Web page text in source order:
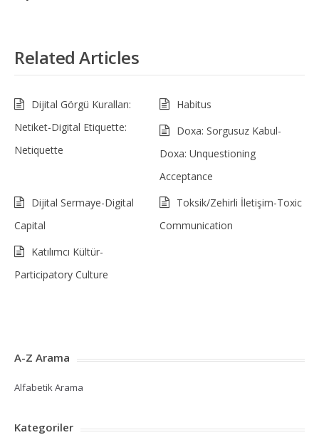
Related Articles
Dijital Görgü Kuralları:
Netiket-Digital Etiquette:
Netiquette
Habitus
Doxa: Sorgusuz Kabul-
Doxa: Unquestioning
Acceptance
Dijital Sermaye-Digital
Capital
Toksik/Zehirli İletişim-Toxic
Communication
Katılımcı Kültür-
Participatory Culture
A-Z Arama
Alfabetik Arama
Kategoriler